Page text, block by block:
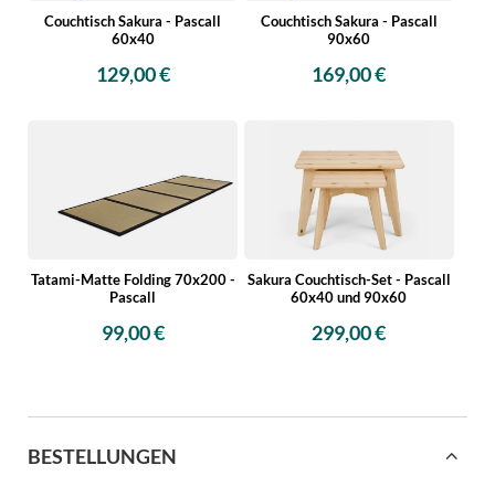
Couchtisch Sakura - Pascall
60x40
129,00 €
Couchtisch Sakura - Pascall
90x60
169,00 €
Tatami-Matte Folding 70x200 -
Pascall
99,00 €
Sakura Couchtisch-Set - Pascall
60x40 und 90x60
299,00 €
BESTELLUNGEN